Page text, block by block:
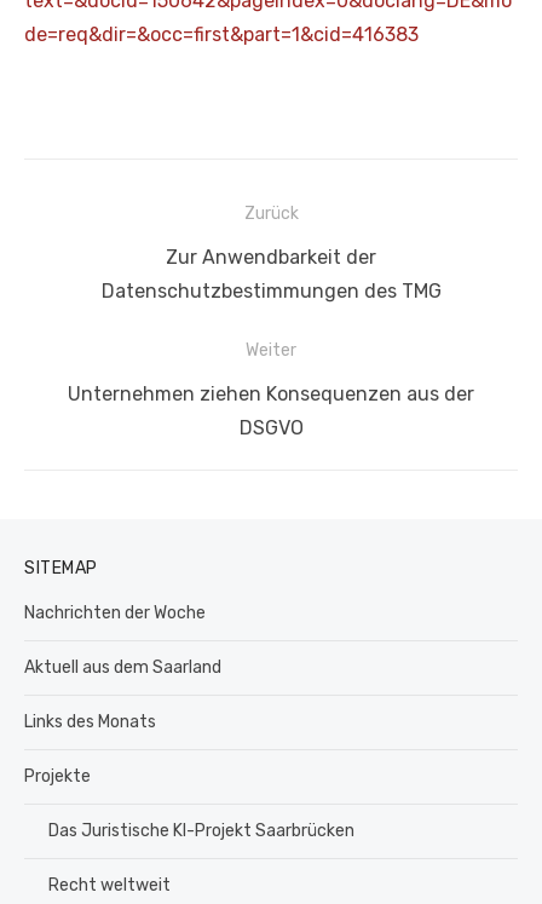
de=req&dir=&occ=first&part=1&cid=416383
Beitragsnavigation
Zurück
Beitrag:
Zur Anwendbarkeit der
Datenschutzbestimmungen des TMG
Weiter
Nächster
Unternehmen ziehen Konsequenzen aus der
DSGVO
SITEMAP
Nachrichten der Woche
Aktuell aus dem Saarland
Links des Monats
Projekte
Das Juristische KI-Projekt Saarbrücken
Recht weltweit